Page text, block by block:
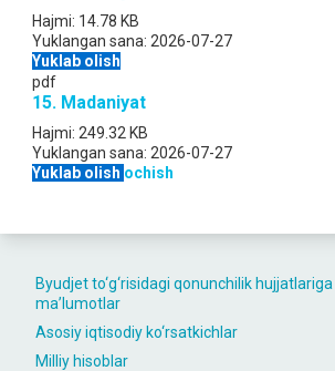
Byudjet to‘g‘risidagi qonunchilik
maʼlumotlar
Asosiy iqtisodiy ko‘rsatkichlar
Milliy hisoblar
Hajmi: 14.78 KB
Yuklangan sana: 2026-07-27
Yuklab olish
pdf
15. Madaniyat
Hajmi: 249.32 KB
Yuklangan sana: 2026-07-27
Yuklab olish ochish